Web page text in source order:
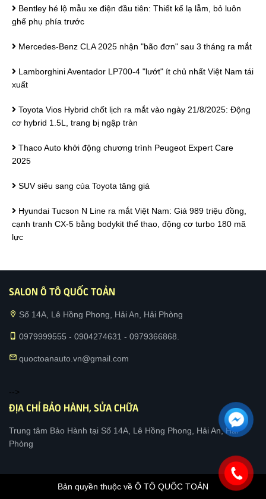
Bentley hé lộ mẫu xe điện đầu tiên: Thiết kế lạ lẫm, bỏ luôn
ghế phụ phía trước
Mercedes-Benz CLA 2025 nhận "bão đơn" sau 3 tháng ra mắt
Lamborghini Aventador LP700-4 "lướt" ít chủ nhất Việt Nam tái
xuất
Toyota Vios Hybrid chốt lịch ra mắt vào ngày 21/8/2025: Động
cơ hybrid 1.5L, trang bị ngập tràn
Thaco Auto khởi động chương trình Peugeot Expert Care
2025
SUV siêu sang của Toyota tăng giá
Hyundai Tucson N Line ra mắt Việt Nam: Giá 989 triệu đồng,
cạnh tranh CX-5 bằng bodykit thể thao, động cơ turbo 180 mã
lực
SALON Ô TÔ QUỐC TOẢN
location_on Số 14A, Lê Hồng Phong, Hải An, Hải Phòng
phone_iphone 0979999555 - 0904274631 - 0979366868.
mail quoctoanauto.vn@gmail.com
-->
ĐỊA CHỈ BẢO HÀNH, SỬA CHỮA
Trung tâm Bảo Hành tại Số 14A, Lê Hồng Phong, Hải An, Hải
Phòng
Bản quyền thuộc về Ô TÔ QUỐC TOẢN